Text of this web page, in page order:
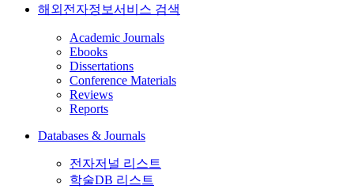
해외전자정보서비스 검색
Academic Journals
Ebooks
Dissertations
Conference Materials
Reviews
Reports
Databases & Journals
전자저널 리스트
학술DB 리스트